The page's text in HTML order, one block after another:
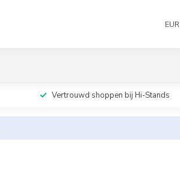
EUR
Vertrouwd shoppen bij Hi-Stands